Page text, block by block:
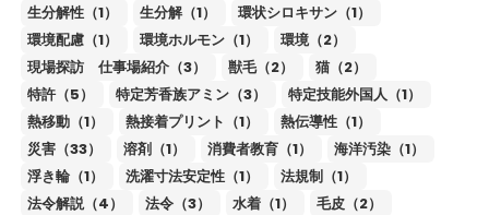
生分解性（1）
生分解（1）
環状シロキサン（1）
環境配慮（1）
環境ホルモン（1）
環境（2）
現場探訪 仕事場紹介（3）
獣毛（2）
猫（2）
特許（5）
特定芳香族アミン（3）
特定技能外国人（1）
熱移動（1）
熱接着プリント（1）
熱伝導性（1）
災害（33）
溶剤（1） 消費者教育（1）
海洋汚染（1）
浮き輪（1）
洗濯寸法安定性（1）
法規制（1）
法令解説（4）
法令（3） 水着（1）
毛皮（2）